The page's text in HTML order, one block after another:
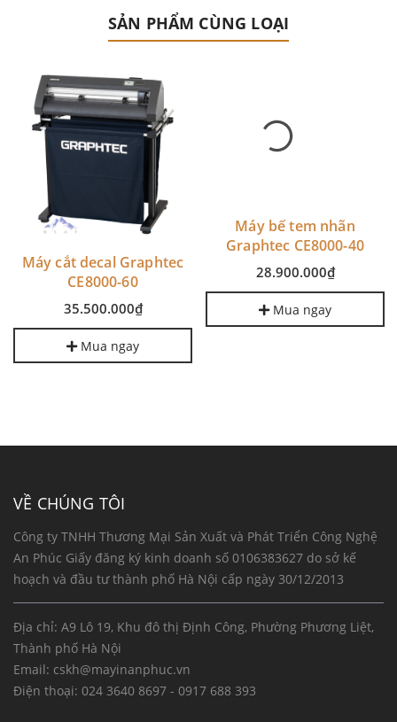
SẢN PHẨM CÙNG LOẠI
Máy cắt decal Graphtec
CE8000-60
35.500.000₫
Mua ngay
Máy bế tem nhãn
Graphtec CE8000-40
28.900.000₫
VỀ CHÚNG TÔI
Công ty TNHH Thương Mại Sản Xuất và Phát Triển Công Nghệ
An Phúc Giấy đăng ký kinh doanh số 0106383627 do sở kế
hoạch và đầu tư thành phố Hà Nội cấp ngày 30/12/2013
Địa chỉ: A9 Lô 19, Khu đô thị Định Công, Phường Phương Liệt,
Thành phố Hà Nội
Email: cskh@mayinanphuc.vn
Điện thoại: 024 3640 8697 - 0917 688 393